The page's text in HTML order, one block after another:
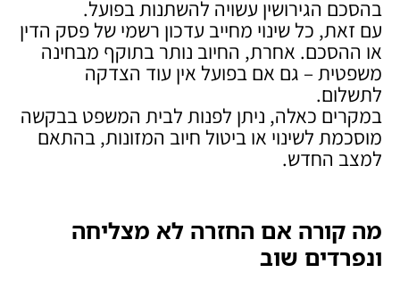
בהסכם הגירושין עשויה להשתנות בפועל.
עם זאת, כל שינוי מחייב עדכון רשמי של פסק הדין
או ההסכם. אחרת, החיוב נותר בתוקף מבחינה
משפטית – גם אם בפועל אין עוד הצדקה
לתשלום.
במקרים כאלה, ניתן לפנות לבית המשפט בבקשה
מוסכמת לשינוי או ביטול חיוב המזונות, בהתאם
למצב החדש.
מה קורה אם החזרה לא מצליחה
ונפרדים שוב